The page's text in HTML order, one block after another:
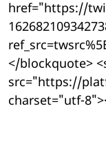
href="https://
</blockquote>
src="https://
charset="utf-